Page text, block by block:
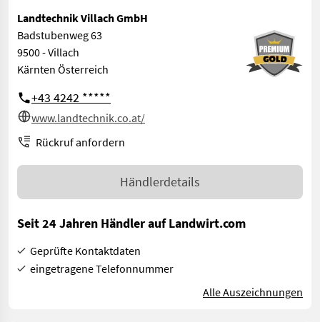
Landtechnik Villach GmbH
Badstubenweg 63
9500 - Villach
Kärnten Österreich
+43 4242 *****
www.landtechnik.co.at/
Rückruf anfordern
Händlerdetails
Seit 24 Jahren Händler auf Landwirt.com
Geprüfte Kontaktdaten
eingetragene Telefonnummer
Alle Auszeichnungen